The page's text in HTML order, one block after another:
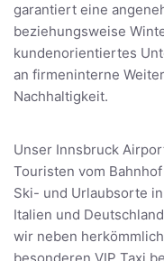
garantiert eine
beziehungsweise
kundenorientiertes
an firmeninterne
Nachhaltigkeit.
Unser Innsbruck
Touristen vom
Ski- und Urlaubsorte
Italien und
wir neben